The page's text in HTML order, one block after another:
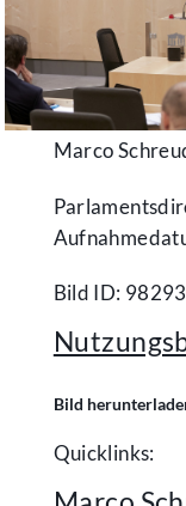
Marco
Bild ID:
Bild
Quicklinks: